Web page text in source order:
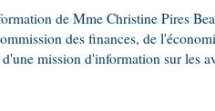
de Mme Christine Pires
des finances, de
mission d'information sur les